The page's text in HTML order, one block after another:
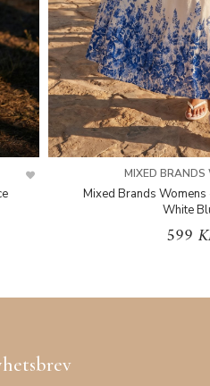
MIXED BRANDS
Mixed Brands
White
599